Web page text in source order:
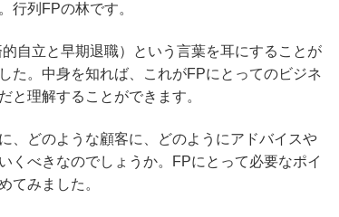
行列FPの林です。
自立と早期退職）という言葉を耳にすることが
た。中身を知れば、これがFPにとってのビジネ
と理解することができます。
、どのような顧客に、どのようにアドバイスや
くべきなのでしょうか。FPにとって必要なポイ
てみました。